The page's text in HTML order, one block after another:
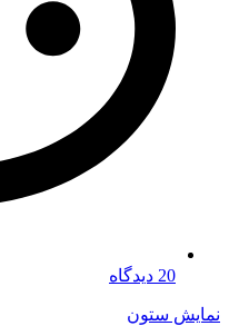
20 دیدگاه
نمایش ستون